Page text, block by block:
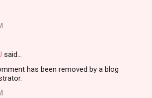
said…
has been removed by a blog